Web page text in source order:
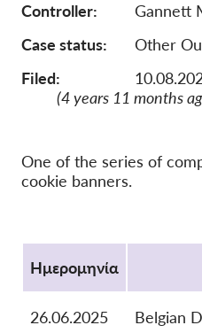
Ομάδα
Ετήσιες
Συχνές
Θέσεις
GDPRhub
Controller
Gannett
Case status
Other
Filed:
(4 years 11 months
One of the series of
cookie banners.
Ημερομηνία
26.06.2025 Belgian